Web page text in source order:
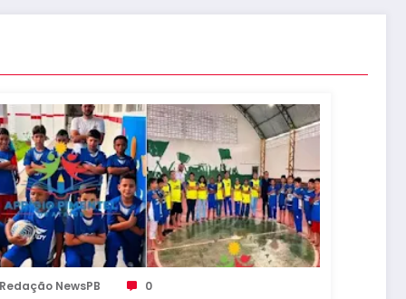
Redação NewsPB 0